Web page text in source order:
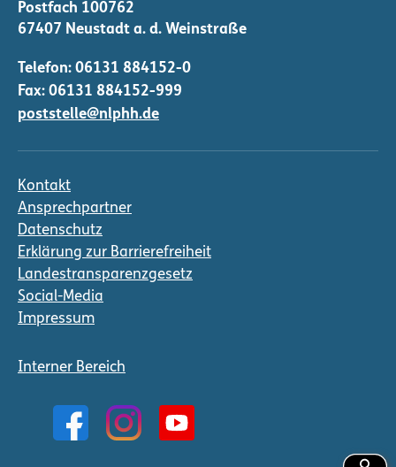
Telefon: 06131 884152-0
Fax: 06131 884152-999
poststelle@nlphh.de
Kontakt
Ansprechpartner
Datenschutz
Erklärung zur Barrierefreiheit
Landestransparenzgesetz
Social-Media
Impressum
Interner Bereich